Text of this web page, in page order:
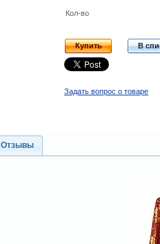
Кол-во
Купить В
Задать вопрос о товаре
Отзывы